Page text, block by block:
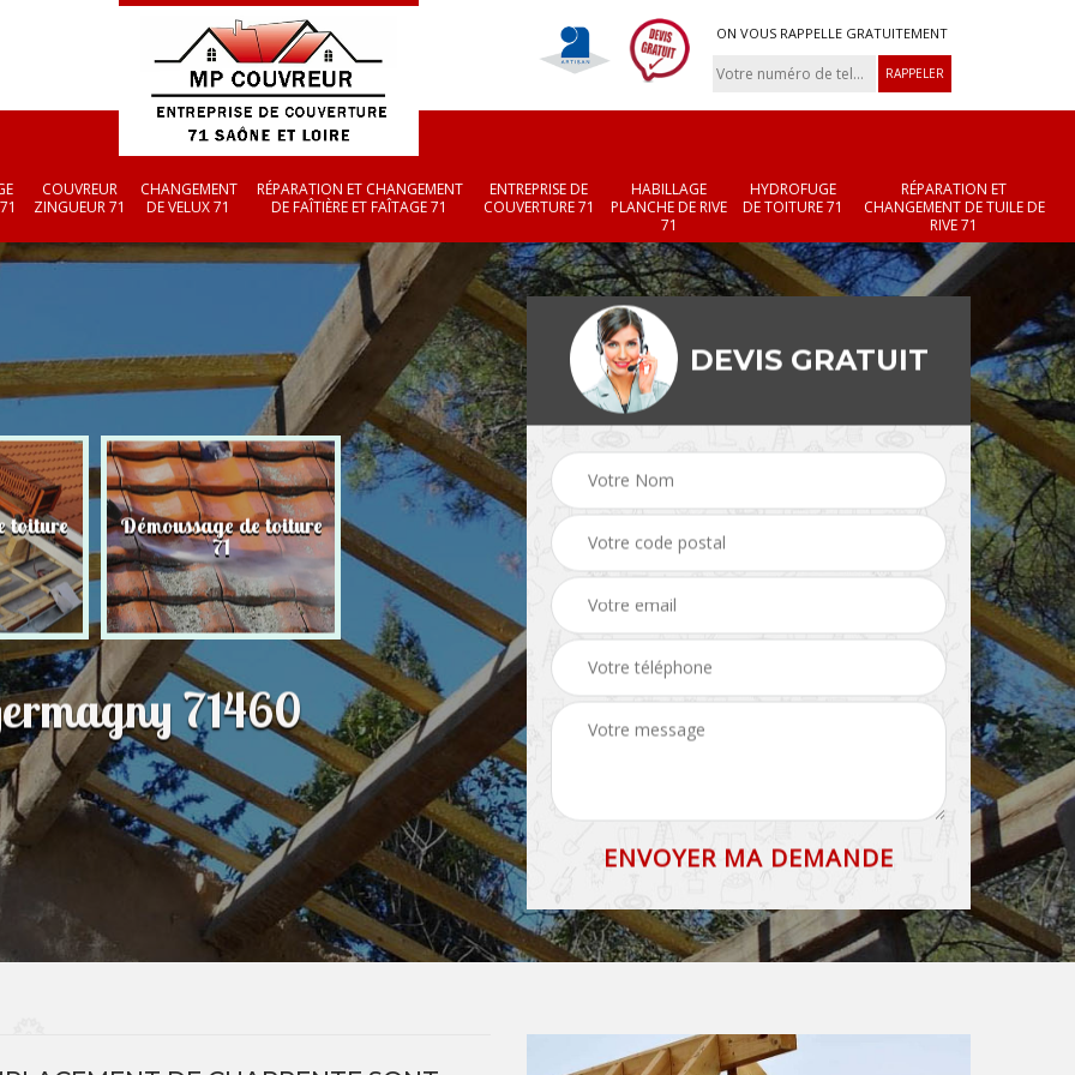
ON VOUS RAPPELLE GRATUITEMENT
COUVREUR
ZINGUEUR 71
CHANGEMENT
DE VELUX 71
RÉPARATION ET CHANGEMENT
DE FAÎTIÈRE ET FAÎTAGE 71
ENTREPRISE DE
COUVERTURE 71
HABILLAGE
PLANCHE DE RIVE
71
HYDROFUGE
DE TOITURE 71
RÉPARATION ET
CHANGEMENT DE TUILE DE
RIVE 71
toiture Démoussage de toiture
71 Couvreur zingueur 71 71
Réparation et
changement de
et faîtage 71
71460
DEVIS GRATUIT